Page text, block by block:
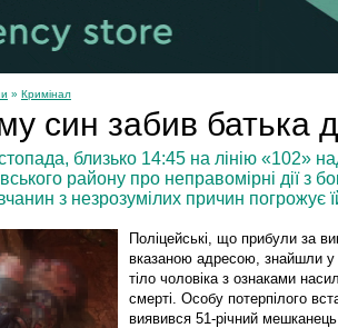
» Кримінал
син забив батька
близько 14:45 на лінію «102»
району про неправомірні дії з
з незрозумілих причин погрожує
Поліцейські, що прибули за
вказаною адресою, знайшли у
тіло чоловіка з ознаками
смерті. Особу потерпілого
виявився 51-річний